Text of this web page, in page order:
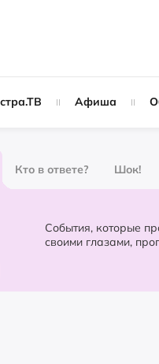
Афиша
Кто в ответе? Шок!
Народные новости
События, которые происходят в
своими глазами,